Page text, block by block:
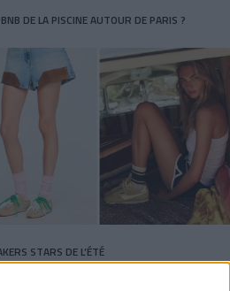
DE LA PISCINE AUTOUR DE PARIS ?
STARS DE L’ÉTÉ